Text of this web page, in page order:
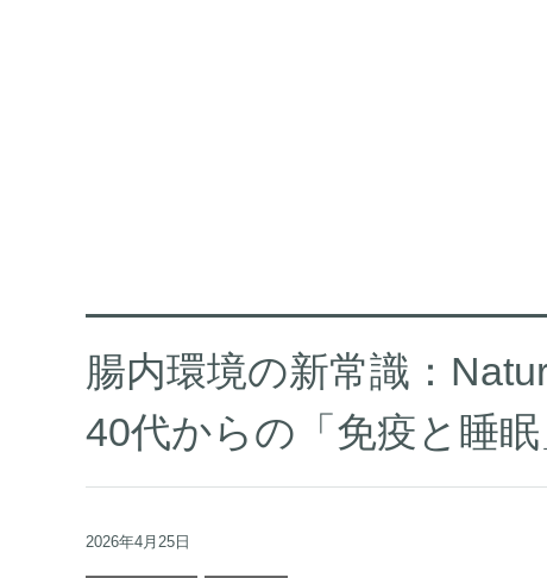
腸内環境の新常識：
40代からの「免疫と睡
2026年4月25日